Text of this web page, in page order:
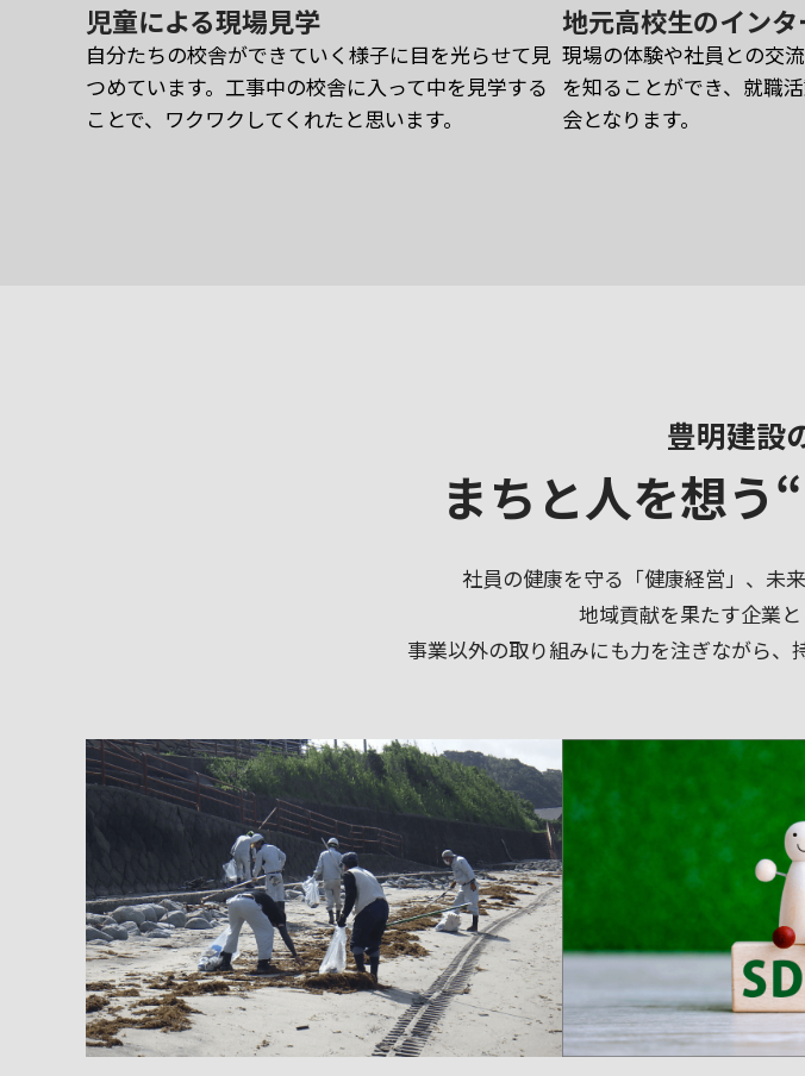
児童による現場見学
自分たちの校舎ができていく様子に目を光らせて見
つめています。工事中の校舎に入って中を見学する
ことで、ワクワクしてくれたと思います。
地元高校生のイン
現場の体験や社員との交
を知ることができ、就職
会となります。
豊明建設
まちと人を想う
社員の健康を守る「健康経営」、未
地域貢献を果たす企業と
事業以外の取り組みにも力を注ぎながら、